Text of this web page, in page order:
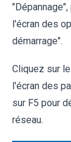
l'écran des
démarrage".
Cliquez sur
l'écran des
sur F5 pour
réseau.